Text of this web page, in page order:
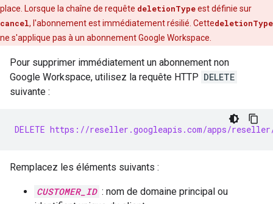
place. Lorsque la chaîne de requête deletionTypeest définie sur
cancel, l'abonnement est immédiatement résilié. CettedeletionType
ne s'applique pas à un abonnement Google Workspace.
Pour supprimer immédiatement un abonnement non
Google Workspace, utilisez la requête HTTP DELETE
suivante :
DELETE https://reseller.googleapis.com/apps/
Remplacez les éléments suivants :
CUSTOMER_ID : nom de domaine principal ou